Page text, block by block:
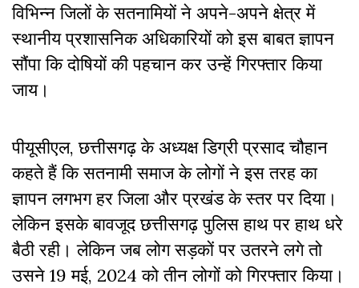
विभिन्न जिलों के सतनामियों ने अपने-अपने क्षेत्र में
स्थानीय प्रशासनिक अधिकारियों को इस बाबत ज्ञापन
सौंपा कि दोषियों की पहचान कर उन्हें गिरफ्तार किया
जाय।
पीयूसीएल, छत्तीसगढ़ के अध्यक्ष डिग्री प्रसाद चौहान
कहते हैं कि सतनामी समाज के लोगों ने इस तरह का
ज्ञापन लगभग हर जिला और प्रखंड के स्तर पर दिया।
लेकिन इसके बावजूद छत्तीसगढ़ पुलिस हाथ पर हाथ धरे
बैठी रही। लेकिन जब लोग सड़कों पर उतरने लगे तो
उसने 19 मई, 2024 को तीन लोगों को गिरफ्तार किया।